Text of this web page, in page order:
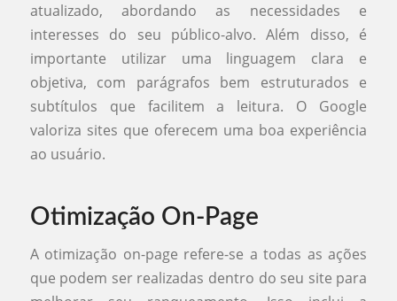
atualizado, abordando as necessidades e
interesses do seu público-alvo. Além disso, é
importante utilizar uma linguagem clara e
objetiva, com parágrafos bem estruturados e
subtítulos que facilitem a leitura. O Google
valoriza sites que oferecem uma boa experiência
ao usuário.
Otimização On-Page
A otimização on-page refere-se a todas as ações
que podem ser realizadas dentro do seu site para